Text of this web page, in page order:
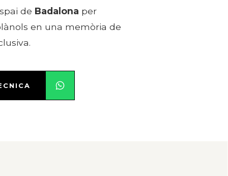
de Badalona per
en una memòria de